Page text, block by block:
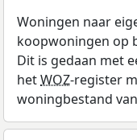
Woningen naar
koopwoningen op
Dit is gedaan met
hetWOZ-register
woningbestand